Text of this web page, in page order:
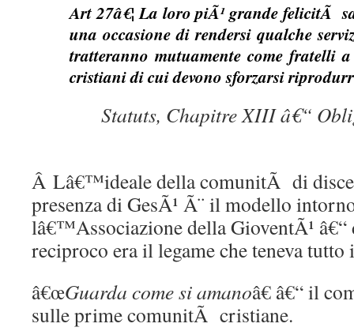
Art 27â€¦ La loro piÃ¹ grande felicitÃ
una occasione di rendersi qualche
tratteranno mutuamente come fratelli
cristiani di cui devono sforzarsi
Statuts, Chapitre XIII â€“
Â Lâ€™ideale della comunitÃ di
presenza di GesÃ¹ Ã¨ il modello
lâ€™Associazione della GioventÃ¹
reciproco era il legame che teneva tutto
â€œGuarda come si amanoâ€ â€“ il
sulle prime comunitÃ cristiane.